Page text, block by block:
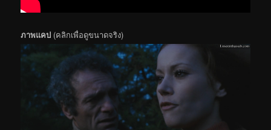
ภาพแคป (คลิกเพื่อดูขนาดจริง)